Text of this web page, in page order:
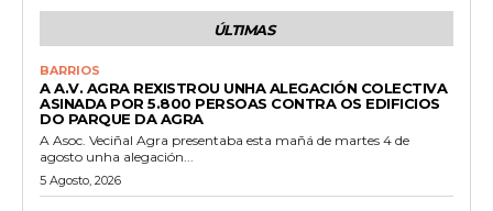
ÚLTIMAS
BARRIOS
A A.V. AGRA REXISTROU UNHA ALEGACIÓN COLECTIVA
ASINADA POR 5.800 PERSOAS CONTRA OS EDIFICIOS
DO PARQUE DA AGRA
A Asoc. Veciñal Agra presentaba esta mañá de martes 4 de
agosto unha alegación...
5 Agosto, 2026